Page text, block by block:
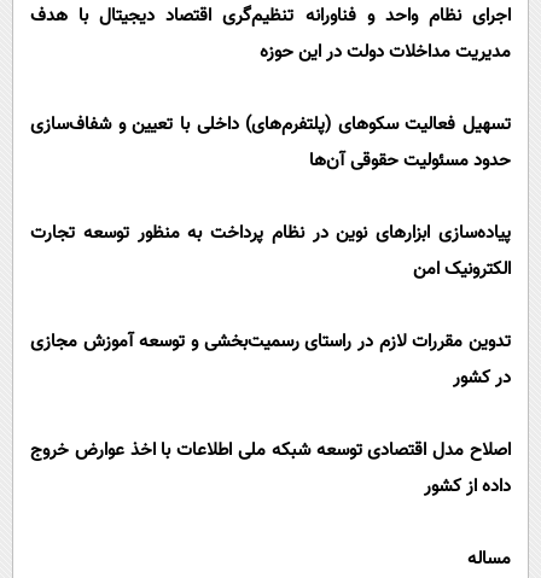
اجرای نظام واحد و فناورانه تنظیم‌گری اقتصاد دیجیتال با هدف
مدیریت مداخلات دولت در این حوزه
تسهیل فعالیت سکوهای (پلتفرم‌های) داخلی با تعیین و شفاف‌سازی
حدود مسئولیت حقوقی آن‌ها
پیاده‌سازی ابزارهای نوین در نظام پرداخت به منظور توسعه تجارت
الکترونیک امن
تدوین مقررات لازم در راستای رسمیت‌بخشی و توسعه آموزش مجازی
در کشور
اصلاح مدل اقتصادی توسعه شبکه ملی اطلاعات با اخذ عوارض خروج
داده از کشور
مساله